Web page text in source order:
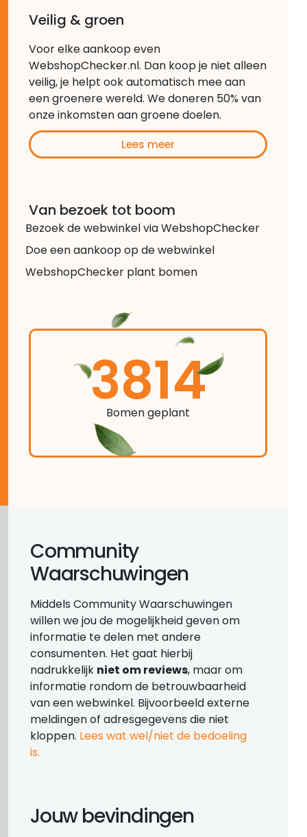
Veilig & groen
Voor elke aankoop even
WebshopChecker.nl. Dan koop je niet alleen
veilig, je helpt ook automatisch mee aan
een groenere wereld. We doneren 50% van
onze inkomsten aan groene doelen.
Lees meer
Van bezoek tot boom
Bezoek de webwinkel via WebshopChecker
Doe een aankoop op de webwinkel
WebshopChecker plant bomen
3814
Bomen geplant
Community
Waarschuwingen
Middels Community Waarschuwingen
willen we jou de mogelijkheid geven om
informatie te delen met andere
consumenten. Het gaat hierbij
nadrukkelijk niet om reviews, maar om
informatie rondom de betrouwbaarheid
van een webwinkel. Bijvoorbeeld externe
meldingen of adresgegevens die niet
kloppen. Lees wat wel/niet de bedoeling
is.
Jouw bevindingen